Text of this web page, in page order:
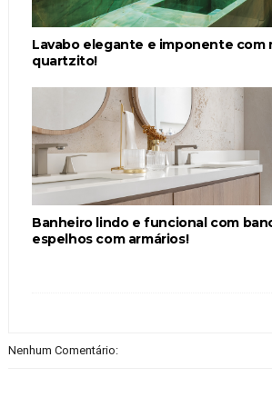
Lavabo elegante e imponente com
quartzito!
Banheiro lindo e funcional com
espelhos com armários!
Nenhum Comentário: